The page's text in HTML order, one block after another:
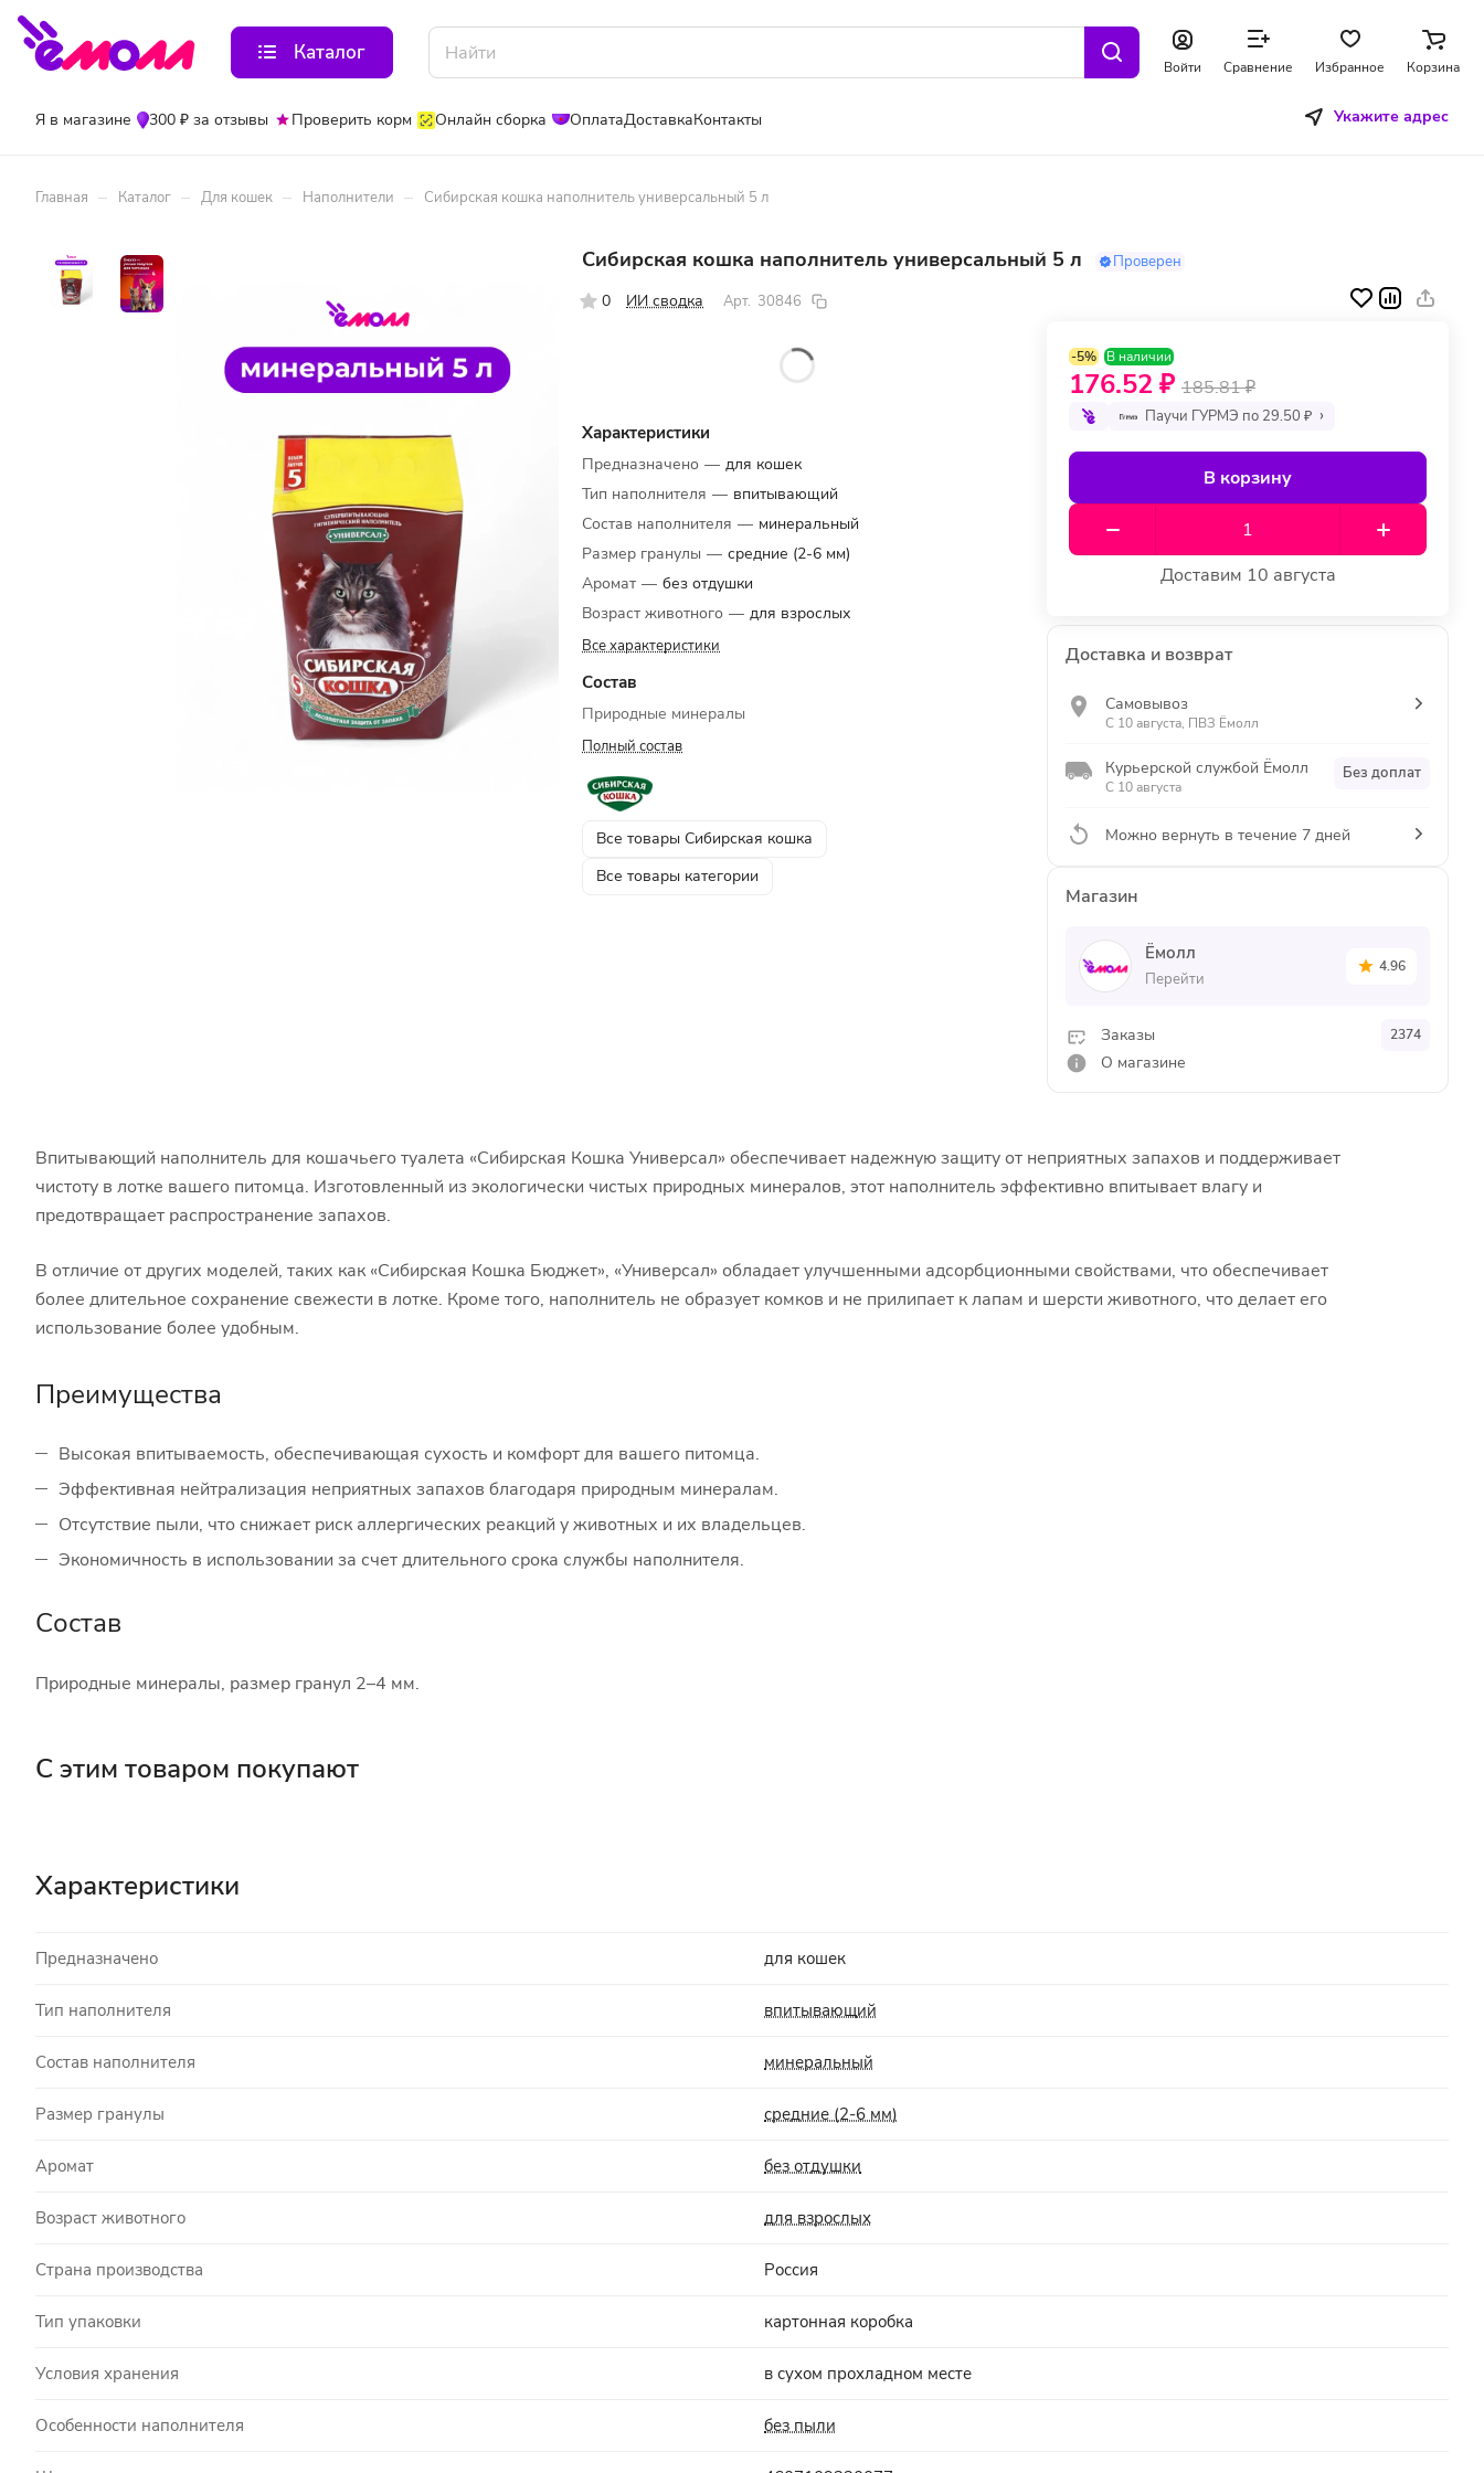
Каталог
Войти Сравнение Избранное Корзина
Я в магазине 300 ₽ за отзывы Проверить корм Онлайн сборка ОплатаДоставкаКонтакты Укажите адрес
Главная – Каталог – Для кошек – Наполнители – Сибирская кошка наполнитель универсальный 5 л
Сибирская кошка наполнитель универсальный 5 л Проверен
0 ИИ сводка Арт. 30846
Характеристики
Предназначено — для кошек
Тип наполнителя — впитывающий
Состав наполнителя — минеральный
Размер гранулы — средние (2-6 мм)
Аромат — без отдушки
Возраст животного — для взрослых
Все характеристики
Состав
Природные минералы
Полный состав
Все товары Сибирская кошка
Все товары категории
-5% В наличии
176.52 ₽ 185.81 ₽
Паучи ГУРМЭ по 29.50 ₽
В корзину
Доставим 10 августа
Доставка и возврат
Самовывоз
С 10 августа, ПВЗ Ёмолл
Курьерской службой Ёмолл
С 10 августа
Без доплат
Можно вернуть в течение 7 дней
Магазин
Ёмолл
Перейти
4.96
Заказы 2374
О магазине
Впитывающий наполнитель для кошачьего туалета «Сибирская Кошка Универсал» обеспечивает надежную защиту от неприятных запахов и поддерживает
чистоту в лотке вашего питомца. Изготовленный из экологически чистых природных минералов, этот наполнитель эффективно впитывает влагу и
предотвращает распространение запахов.
В отличие от других моделей, таких как «Сибирская Кошка Бюджет», «Универсал» обладает улучшенными адсорбционными свойствами, что обеспечивает
более длительное сохранение свежести в лотке. Кроме того, наполнитель не образует комков и не прилипает к лапам и шерсти животного, что делает его
использование более удобным.
Преимущества
Высокая впитываемость, обеспечивающая сухость и комфорт для вашего питомца.
Эффективная нейтрализация неприятных запахов благодаря природным минералам.
Отсутствие пыли, что снижает риск аллергических реакций у животных и их владельцев.
Экономичность в использовании за счет длительного срока службы наполнителя.
Состав
Природные минералы, размер гранул 2–4 мм.
С этим товаром покупают
Характеристики
Предназначено для кошек
Тип наполнителя впитывающий
Состав наполнителя минеральный
Размер гранулы средние (2-6 мм)
Аромат без отдушки
Возраст животного для взрослых
Страна производства Россия
Тип упаковки картонная коробка
Условия хранения в сухом прохладном месте
Особенности наполнителя без пыли